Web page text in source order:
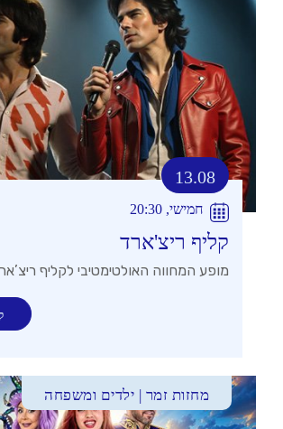
13.08
חמישי, 20:30
קליף ריצ'ארד
מופע המחווה האולטימטיבי לקליף
מחזות זמר | ילדים ומשפחה